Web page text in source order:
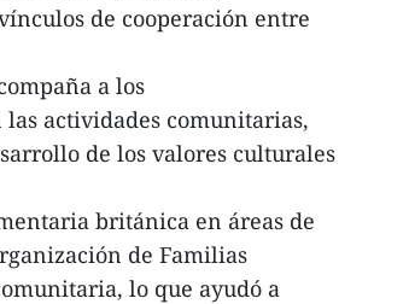
de cooperación entre
a los
actividades comunitarias,
de los valores culturales
británica en áreas de
de Familias
lo que ayudó a